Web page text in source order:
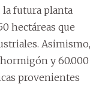
futura planta
hectáreas que
Asimismo,
hormigón y 60.000
provenientes